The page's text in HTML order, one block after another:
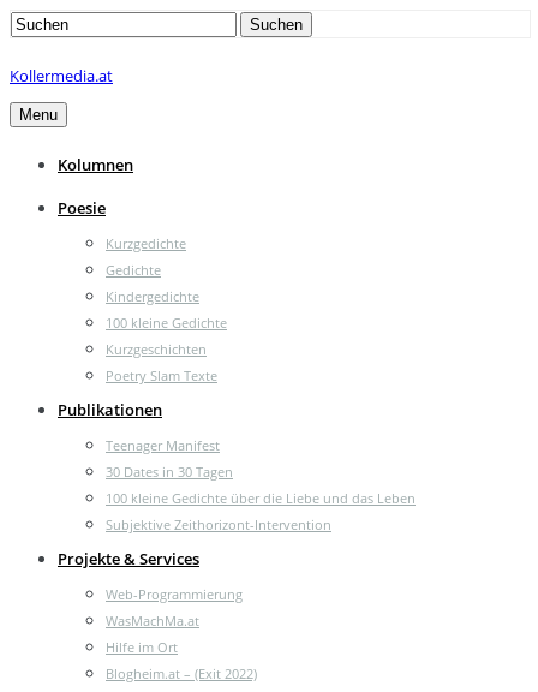
Search
Suchen
Kollermedia.at
Menu
Kolumnen
Poesie
Kurzgedichte
Gedichte
Kindergedichte
100 kleine Gedichte
Kurzgeschichten
Poetry Slam Texte
Publikationen
Teenager Manifest
30 Dates in 30 Tagen
100 kleine Gedichte über die Liebe und das Leben
Subjektive Zeithorizont-Intervention
Projekte & Services
Web-Programmierung
WasMachMa.at
Hilfe im Ort
Blogheim.at – (Exit 2022)